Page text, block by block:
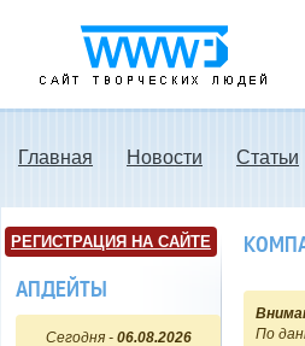
www3.ru - Сайт
творческих людей
Главная Новости Статьи
По
РЕГИСТРАЦИЯ НА САЙТЕ
АПДЕЙТЫ
Сегодня - 06.08.2026